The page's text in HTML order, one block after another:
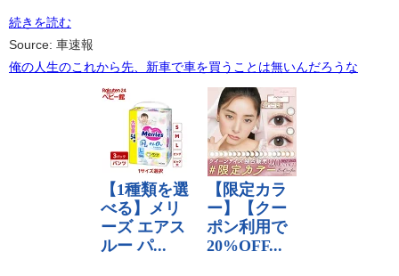
続きを読む
Source: 車速報
俺の人生のこれから先、新車で車を買うことは無いんだろうな